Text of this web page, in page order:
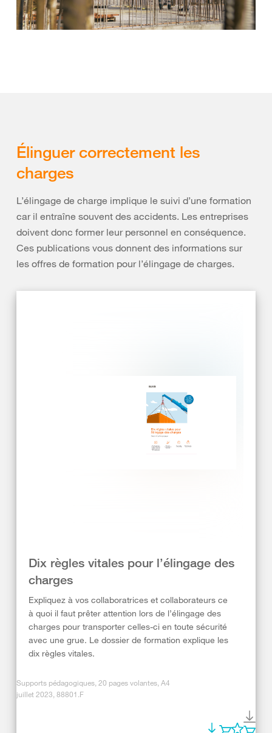
Élinguer correctement les
charges
L’élingage de charge implique le suivi d’une formation
car il entraîne souvent des accidents. Les entreprises
doivent donc former leur personnel en conséquence.
Ces publications vous donnent des informations sur
les offres de formation pour l’élingage de charges.
Dix règles vitales pour l’élingage des
charges
Expliquez à vos collaboratrices et collaborateurs ce
à quoi il faut prêter attention lors de l’élingage des
charges pour transporter celles-ci en toute sécurité
avec une grue. Le dossier de formation explique les
dix règles vitales.
Supports pédagogiques, 20 pages volantes, A4
juillet 2023, 88801.F